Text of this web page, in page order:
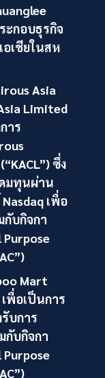
ะกอบธุรกิจ
เชียในสห
Asia
Limited
าร
ซึ่ง
มทุนผ่าน
เพื่อ
กับกิจกา
Mart
พื่อเป็นการ
บการ
กับกิจกา